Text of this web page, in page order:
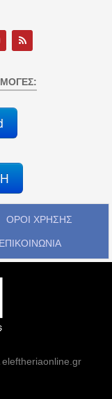
ΟΡΟΙ ΧΡΗΣΗΣ
ΕΠΙΚΟΙΝΩΝΙΑ